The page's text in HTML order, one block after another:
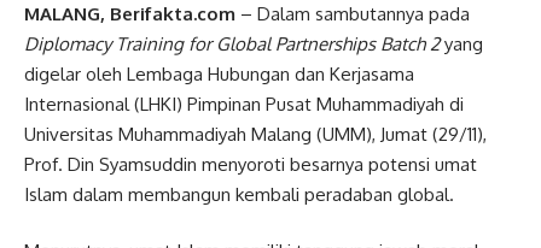
MALANG, Berifakta.com – Dalam sambutannya pada
Diplomacy Training for Global Partnerships Batch 2yang
digelar oleh Lembaga Hubungan dan Kerjasama
Internasional (LHKI) Pimpinan Pusat Muhammadiyah di
Universitas Muhammadiyah Malang (UMM), Jumat (29/11),
Prof. Din Syamsuddin menyoroti besarnya potensi umat
Islam dalam membangun kembali peradaban global.